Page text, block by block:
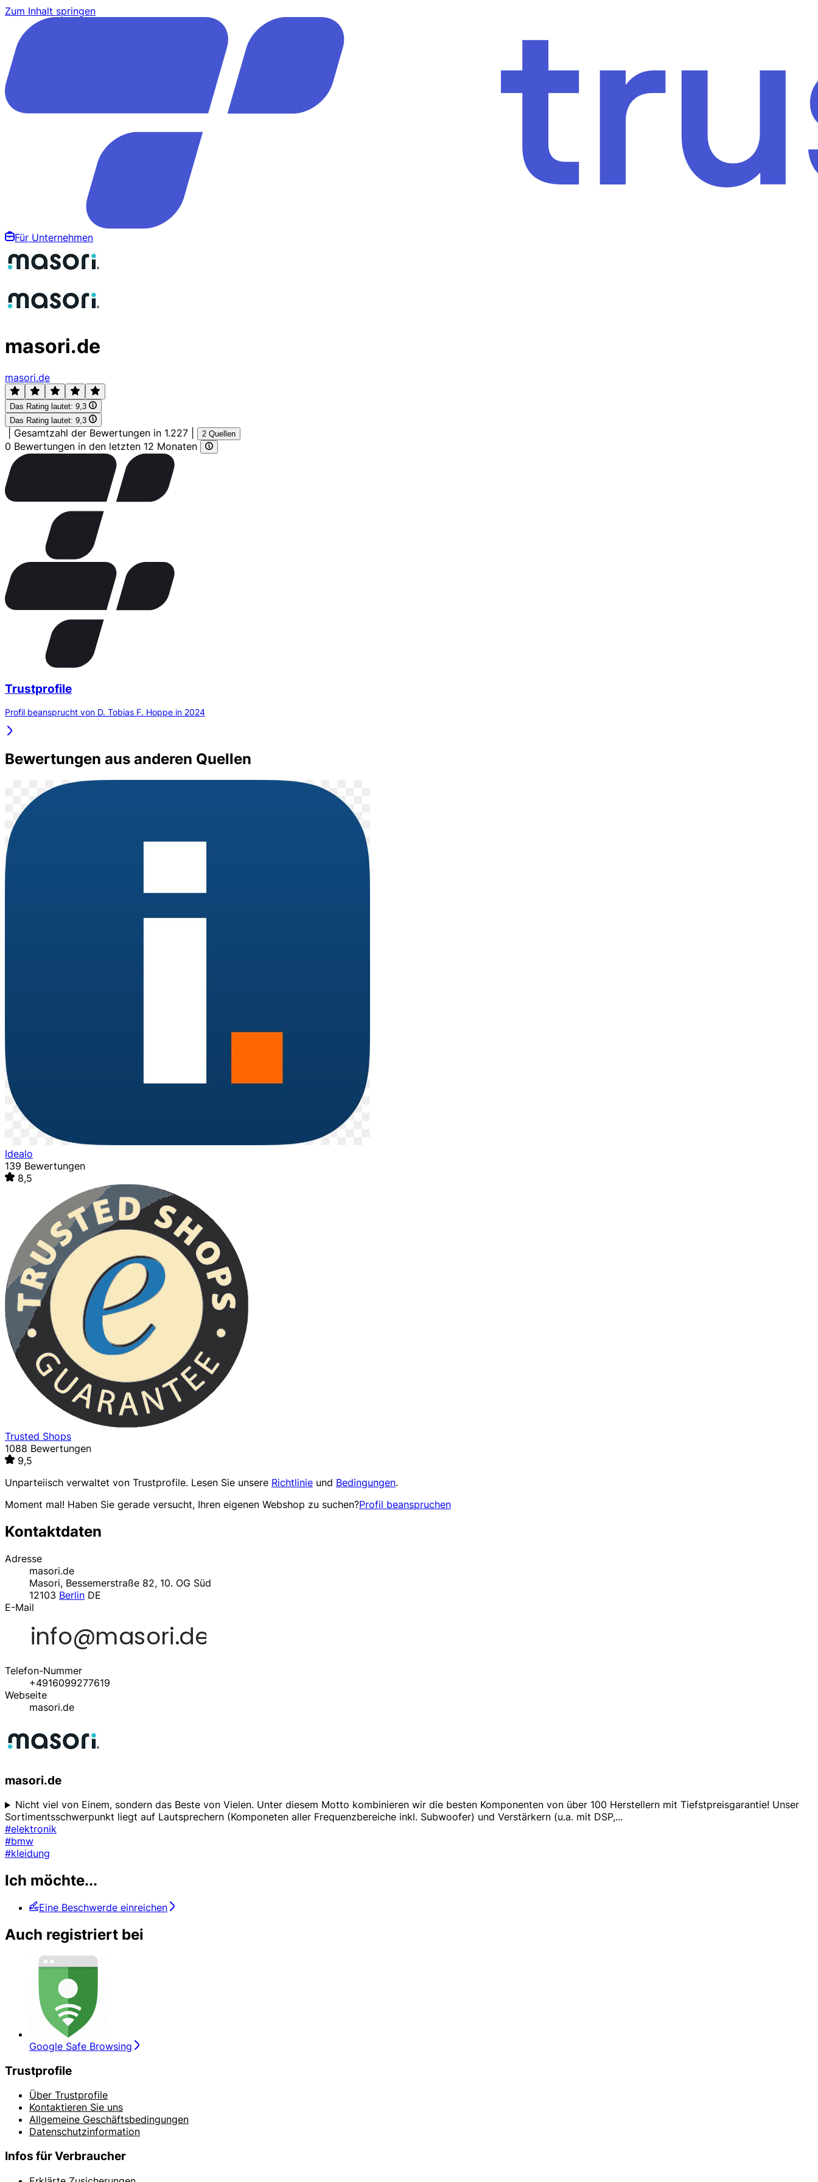
Zum Inhalt springen
Für Unternehmen
masori.de
masori.de
Das Rating lautet: 9,3
Das Rating lautet: 9,3
Gesamtzahl der Bewertungen in 1.227 2 Quellen
0 Bewertungen in den letzten 12 Monaten
Trustprofile
Profil beansprucht von D. Tobias F. Hoppe in 2024
Bewertungen aus anderen Quellen
Idealo
139 Bewertungen
8,5
Trusted Shops
1088 Bewertungen
9,5
Unparteiisch verwaltet von Trustprofile. Lesen Sie unsere Richtlinie und Bedingungen.
Moment mal! Haben Sie gerade versucht, Ihren eigenen Webshop zu suchen?Profil beanspruchen
Kontaktdaten
Adresse
masori.de
Masori, Bessemerstraße 82, 10. OG Süd
12103 Berlin DE
E-Mail
Telefon-Nummer
+4916099277619
Webseite
masori.de
masori.de
Nicht viel von Einem, sondern das Beste von Vielen. Unter diesem Motto kombinieren wir die besten Komponenten von über 100 Herstellern mit Tiefstpreisgarantie! Unser
Sortimentsschwerpunkt liegt auf Lautsprechern (Komponeten aller Frequenzbereiche inkl. Subwoofer) und Verstärkern (u.a. mit DSP,...
#elektronik
#bmw
#kleidung
Ich möchte...
Eine Beschwerde einreichen
Auch registriert bei
Google Safe Browsing
Trustprofile
Über Trustprofile
Kontaktieren Sie uns
Allgemeine Geschäftsbedingungen
Datenschutzinformation
Infos für Verbraucher